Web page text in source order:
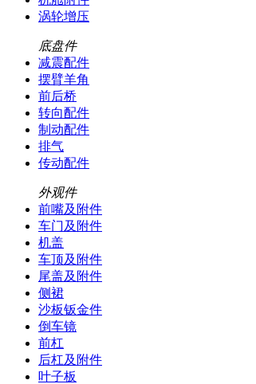
涡轮增压
底盘件
减震配件
摆臂羊角
前后桥
转向配件
制动配件
排气
传动配件
外观件
前嘴及附件
车门及附件
机盖
车顶及附件
尾盖及附件
侧裙
沙板钣金件
倒车镜
前杠
后杠及附件
叶子板